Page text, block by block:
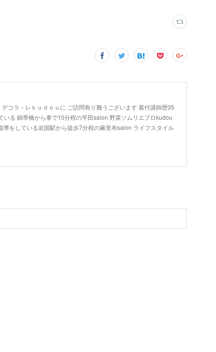
コラ－レｋｕｄｏｕに ご訪問有り難うございます 着付講師歴35
る 錦帯橋から車で10分程の平田salon 野菜ソムリエプロkudou
をしている岩国駅から徒歩7分程の麻里布salon ライフスタイル